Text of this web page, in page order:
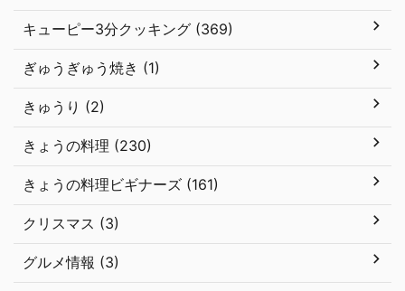
キューピー3分クッキング (369)
ぎゅうぎゅう焼き (1)
きゅうり (2)
きょうの料理 (230)
きょうの料理ビギナーズ (161)
クリスマス (3)
グルメ情報 (3)